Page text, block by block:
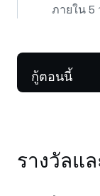
ทำให้แม้แ
ดอกเบี้ยสำ
สามารถใน
แพลตฟอร์ม
ภายใน 5
กู้ตอนนี้
รางวัลแ